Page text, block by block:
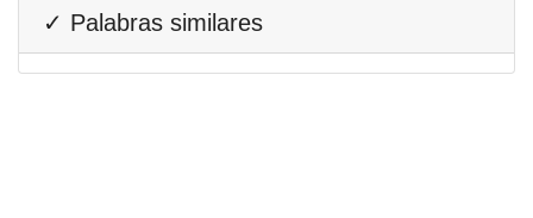
✓ Palabras similares